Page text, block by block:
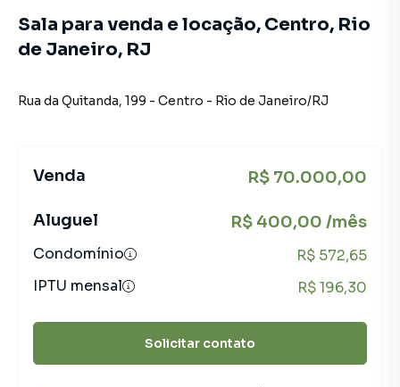
Sala para venda e locação, Centro, Rio
de Janeiro, RJ
Rua da Quitanda, 199 - Centro - Rio de Janeiro/RJ
Venda R$ 70.000,00
Aluguel R$ 400,00 /mês
Condomínio
R$ 572,65
IPTU mensal
R$ 196,30
Solicitar contato